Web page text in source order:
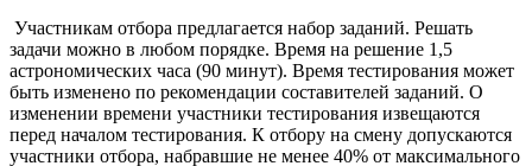
Участникам отбора предлагается набор заданий. Решать
задачи можно в любом порядке. Время на решение 1,5
астрономических часа (90 минут). Время тестирования может
быть изменено по рекомендации составителей заданий. О
изменении времени участники тестирования извещаются
перед началом тестирования. К отбору на смену допускаются
участники отбора, набравшие не менее 40% от максимального